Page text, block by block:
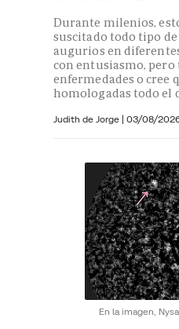
Durante milenios,
suscitado todo tipo
augurios en
con entusiasmo,
enfermedades o cree
homologadas todo el
Judith de Jorge | 03/08/
En la imagen,